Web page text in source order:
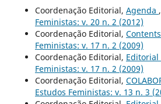
Coordenação Editorial, Agenda ,
Feministas: v. 20 n. 2 (2012)
Coordenação Editorial, Contents
Feministas: v. 17 n. 2 (2009)
Coordenação Editorial, Editorial
Feministas: v. 17 n. 2 (2009)
Coordenação Editorial,
Estudos Feministas: v. 13 n. 3